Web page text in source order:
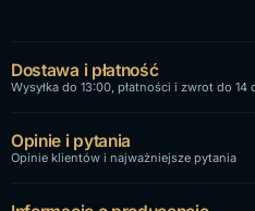
Dostawa i płatność
Wysyłka do 13:00, płatności i zwrot do 14
Opinie i pytania
Opinie klientów i najważniejsze pytania